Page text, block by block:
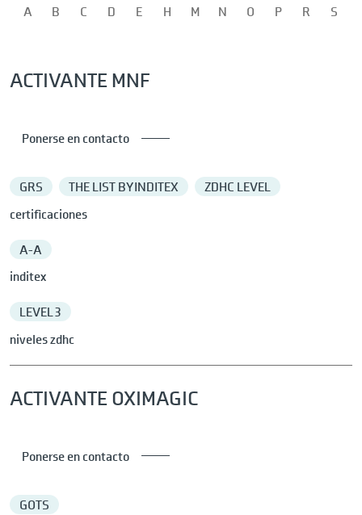
A B C D E H M N O P R S
ACTIVANTE MNF
Ponerse en contacto
GRS THE LIST BY INDITEX
ZDHC LEVEL
certificaciones
A-A
inditex
LEVEL 3
niveles zdhc
ACTIVANTE OXIMAGIC
Ponerse en contacto
GOTS